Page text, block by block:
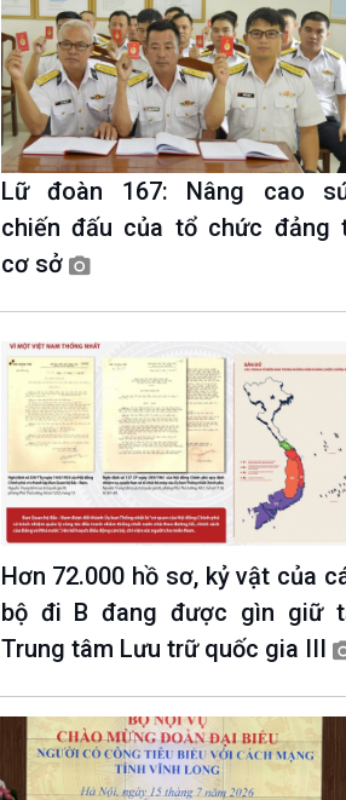
Lữ đoàn 167: Nâng cao
chiến đấu của tổ chức đảng
cơ sở
Hơn 72.000 hồ sơ, kỷ vật của
bộ đi B đang được gìn giữ
Trung tâm Lưu trữ quốc gia III